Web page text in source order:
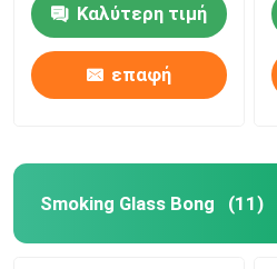
Καλύτερη τιμή
επαφή
Smoking Glass Bong (11)